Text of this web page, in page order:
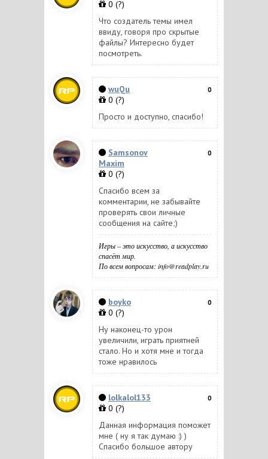
0 (?)
Что создатель темы имел
ввиду, говоря про скрытые
файлы? Интересно будет
посмотреть.
wuQu
0 (?)
0
Просто и доступно, спасибо!
Samsonov
Maxim
0 (?)
0
Спасибо всем за
комментарии, не забывайте
проверять свои личные
сообщения на сайте;)
Игры – это искусство, а искусство
спасёт мир.
По всем вопросам: info@readplay.ru
boyko
0 (?)
0
Ну наконец-то урон
увеличили, играть приятней
стало. Но и хотя мне и тогда
тоже нравилось
lolkalol133
0 (?)
0
Данная информация поможет
мне ( ну я так думаю :) )
Спасибо большое автору